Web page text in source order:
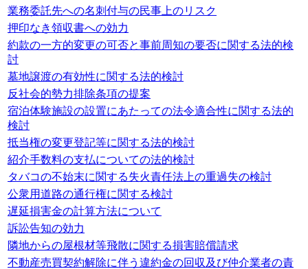
業務委託先への名刺付与の民事上のリスク
押印なき領収書への効力
約款の一方的変更の可否と事前周知の要否に関する法的検
討
墓地譲渡の有効性に関する法的検討
反社会的勢力排除条項の提案
宿泊体験施設の設置にあたっての法令適合性に関する法的
検討
抵当権の変更登記等に関する法的検討
紹介手数料の支払についての法的検討
タバコの不始末に関する失火責任法上の重過失の検討
公衆用道路の通行権に関する検討
遅延損害金の計算方法について
訴訟告知の効力
隣地からの屋根材等飛散に関する損害賠償請求
不動産売買契約解除に伴う違約金の回収及び仲介業者の責